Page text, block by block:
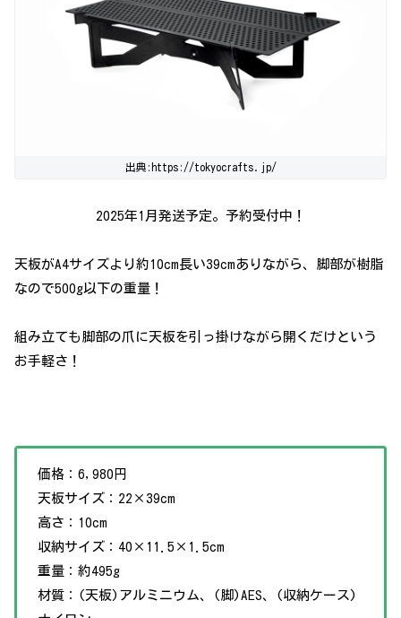
出典:https://tokyocrafts.jp/
2025年1月発送予定。予約受付中！
天板がA4サイズより約10cm長い39cmありながら、脚部が樹脂
なので500g以下の重量！
組み立ても脚部の爪に天板を引っ掛けながら開くだけという
お手軽さ！
価格：6,980円
天板サイズ：22×39cm
高さ：10cm
収納サイズ：40×11.5×1.5cm
重量：約495g
材質：(天板)アルミニウム、(脚)AES、(収納ケース)